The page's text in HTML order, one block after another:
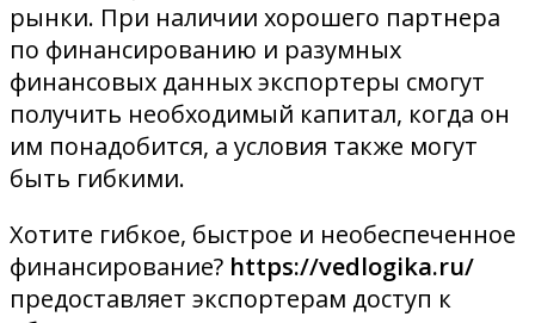
рынки. При наличии хорошего партнера
по финансированию и разумных
финансовых данных экспортеры смогут
получить необходимый капитал, когда он
им понадобится, а условия также могут
быть гибкими.
Хотите гибкое, быстрое и необеспеченное
финансирование? https://vedlogika.ru/
предоставляет экспортерам доступ к